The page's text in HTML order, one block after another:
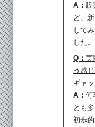
A： 販
ど、
して
した。
Q： 実
う感
ギャ
A： 何
とも
初歩